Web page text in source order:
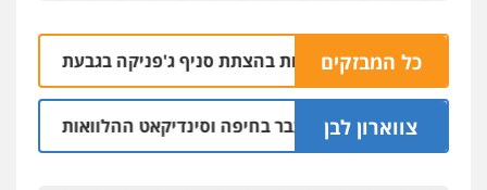
כל המבזקים
בחשד למעורבות בהצתת סניף ג'פניקה בגבעתיים 06.08 | 22:58
צווארון לבן
יו"ר ש"ס לשעבר בחיפה וסינדיקאט ההלוואות של משפחת